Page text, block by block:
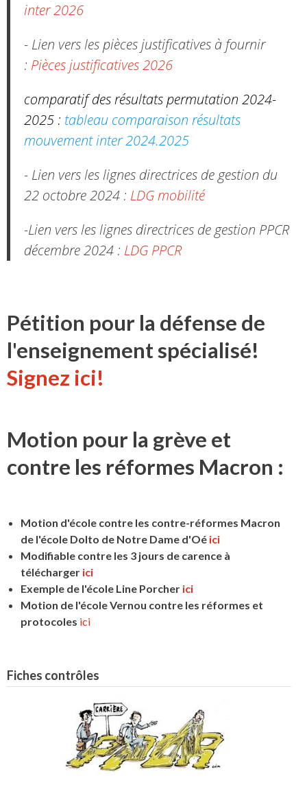
inter 2026
- Lien vers les pièces justificatives à fournir
: Pièces justificatives 2026
comparatif des résultats permutation 2024-
2025 : tableau comparaison résultats
mouvement inter 2024.2025
- Lien vers les lignes directrices de gestion du
22 octobre 2024 : LDG mobilité
-Lien vers les lignes directrices de gestion PPCR
décembre 2024 : LDG PPCR
Pétition pour la défense de
l'enseignement spécialisé!
Signez ici!
Motion pour la grève et
contre les réformes Macron :
Motion d'école contre les contre-réformes Macron
de l'école Dolto de Notre Dame d'Oé ici
Modifiable contre les 3 jours de carence à
télécharger ici
Exemple de l'école Line Porcher ici
Motion de l'école Vernou contre les réformes et
protocoles ici
Fiches contrôles